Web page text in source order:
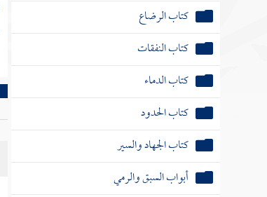
كتاب الرضاع
كتاب النفقات
كتاب الدماء
كتاب الحدود
كتاب الجهاد والسير
أبواب السبق والرمي